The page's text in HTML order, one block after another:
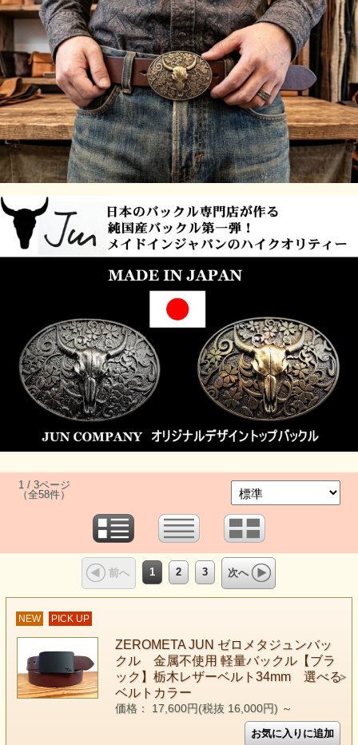
1 / 3ページ
（全58件）
前へ 1 2 3 次へ
NEW PICK UP
ZEROMETA JUN ゼロメタジュンバッ
クル 金属不使用 軽量バックル【ブラ
ック】栃木レザーベルト34mm 選べる
ベルトカラー
価格： 17,600円(税抜 16,000円) ～